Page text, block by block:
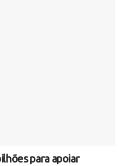
para apoiar